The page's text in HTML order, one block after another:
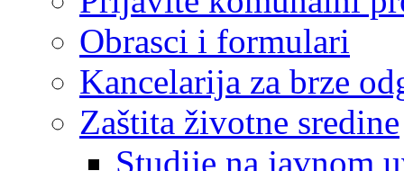
Obrasci i formulari
Kancelarija za brze
Zaštita životne sredine
Studije na javnom